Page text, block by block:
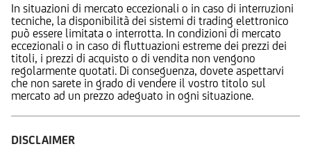
In situazioni di mercato eccezionali o in caso di interruzioni
tecniche, la disponibilità dei sistemi di trading elettronico
può essere limitata o interrotta. In condizioni di mercato
eccezionali o in caso di fluttuazioni estreme dei prezzi dei
titoli, i prezzi di acquisto o di vendita non vengono
regolarmente quotati. Di conseguenza, dovete aspettarvi
che non sarete in grado di vendere il vostro titolo sul
mercato ad un prezzo adeguato in ogni situazione.
DISCLAIMER